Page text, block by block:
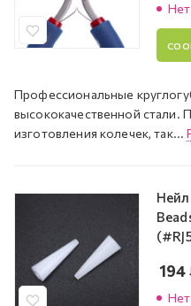
Профессиональные
высококачественной стали.
изготовления колечек, так...
194